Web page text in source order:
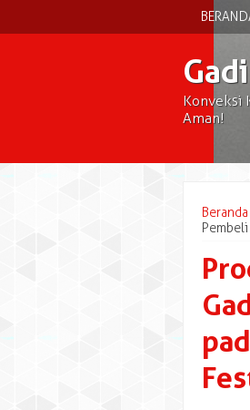
Konveksi
Aman!
Beranda